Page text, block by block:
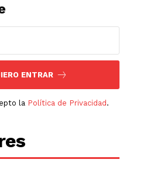
ENTRAR
la Política de Privacidad .